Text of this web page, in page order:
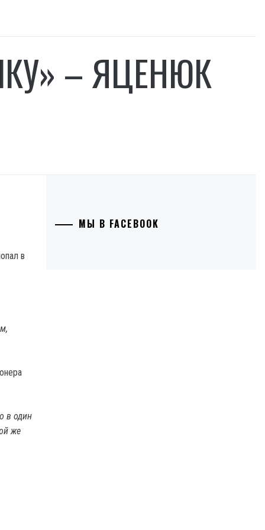
– ЯЦЕНЮК
в
в один
же
МЫ В FACEBOOK